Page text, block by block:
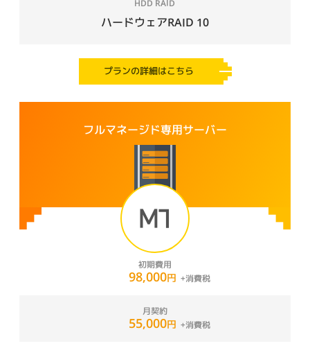
HDD RAID
ハードウェアRAID 10
プランの詳細はこちら
フルマネージド専用サーバー
M1
初期費用
98,000円
月契約
55,000円